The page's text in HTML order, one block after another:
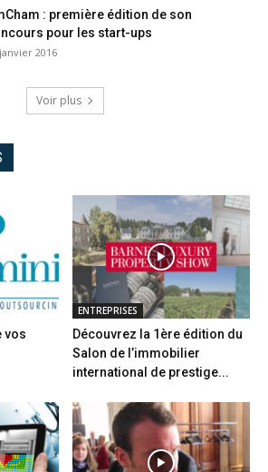
: première édition de son
pour les start-ups
2016
Voir plus
vos
ENTREPRISES
Découvrez la 1ère édition du
Salon de l’immobilier
international de prestige...